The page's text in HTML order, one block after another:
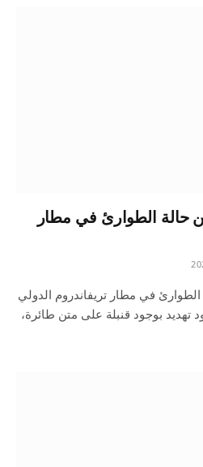
حالة الطوارئ في مطار
في مطار تريفاندروم الدولي
تهديد بوجود قنبلة على متن طائرة،